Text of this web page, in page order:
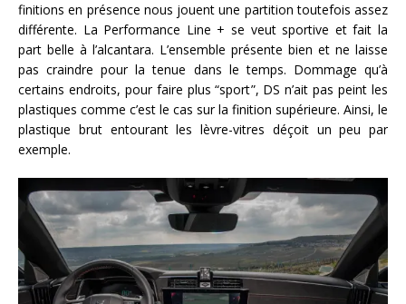
finitions en présence nous jouent une partition toutefois assez
différente. La Performance Line + se veut sportive et fait la
part belle à l’alcantara. L’ensemble présente bien et ne laisse
pas craindre pour la tenue dans le temps. Dommage qu’à
certains endroits, pour faire plus “sport”, DS n’ait pas peint les
plastiques comme c’est le cas sur la finition supérieure. Ainsi, le
plastique brut entourant les lèvre-vitres déçoit un peu par
exemple.